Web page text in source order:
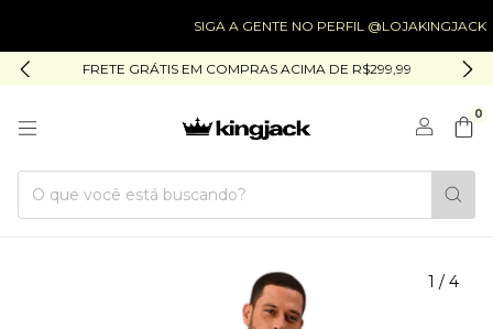
SIGA A GENTE NO PERFIL @LOJAKINGJACK
FRETE GRÁTIS EM COMPRAS ACIMA DE R$299,99
0
1 / 4